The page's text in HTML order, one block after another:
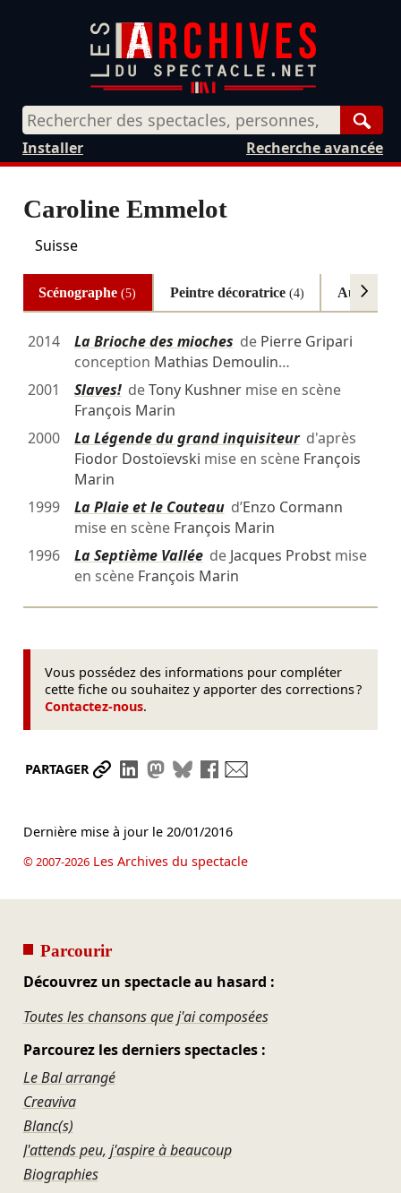
Recherche avancée
Installer
Caroline Emmelot
Suisse
Scénographe(5) Peintre décoratrice (4) Autres
2014 La Brioche des mioches de Pierre Gripari
conception Mathias Demoulin…
2001
Slaves!deTony Kushnermise en scène
François Marin
2000
La Légende du grand inquisiteurd'après
Fiodor Dostoïevski mise en scène François
Marin
1999
La Plaie et le Couteaud’Enzo Cormann
mise en scène François Marin
1996
La Septième Valléede Jacques Probstmise
en scène François Marin
Vous possédez des informations pour compléter
cette fiche ou souhaitez y apporter des corrections ?
Contactez-nous.
PARTAGER Partager le lien
Partager sur LinkedIn
Partager sur Mastodon
Partager sur Bluesky
Partager sur Facebook
Dernière mise à jour le 20/01/2016
© 2007-2026Les Archives du spectacle
Parcourir
Découvrez un spectacle au hasard :
Toutes les chansons que j'ai composées
Parcourez les derniers spectacles :
Le Bal arrangé
Creaviva
Blanc(s)
J'attends peu, j'aspire à beaucoup
Biographies